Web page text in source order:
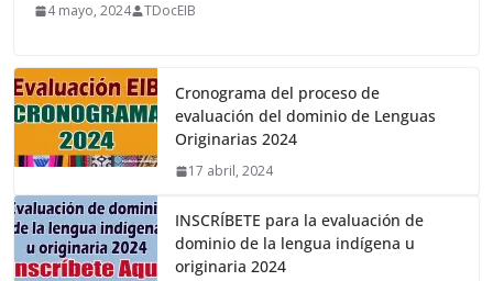
4 mayo, 2024 TDocEIB
Cronograma del proceso de
evaluación del dominio de Lenguas
Originarias 2024
17 abril, 2024
INSCRÍBETE para la evaluación de
dominio de la lengua indígena u
originaria 2024